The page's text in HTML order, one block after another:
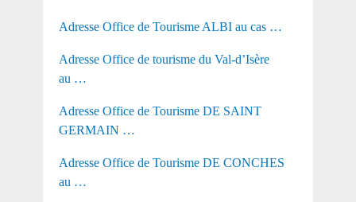
Adresse Office de Tourisme ALBI au cas …
Adresse Office de tourisme du Val-d’Isère
au …
Adresse Office de Tourisme DE SAINT
GERMAIN …
Adresse Office de Tourisme DE CONCHES
au …